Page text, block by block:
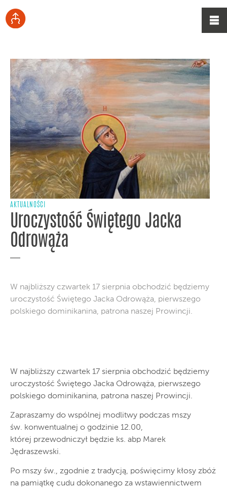
AKTUALNOŚCI
Uroczystość Świętego Jacka
Odrowąża
W najbliższy czwartek 17 sierpnia obchodzić będziemy
uroczystość Świętego Jacka Odrowąża, pierwszego
polskiego dominikanina, patrona naszej Prowincji.
W najbliższy czwartek 17 sierpnia obchodzić będziemy
uroczystość Świętego Jacka Odrowąża, pierwszego
polskiego dominikanina, patrona naszej Prowincji.
Zapraszamy do wspólnej modlitwy podczas mszy
św. konwentualnej o godzinie 12.00,
której przewodniczył będzie ks. abp Marek
Jędraszewski.
Po mszy św., zgodnie z tradycją, poświęcimy kłosy zbóż
na pamiątkę cudu dokonanego za wstawiennictwem